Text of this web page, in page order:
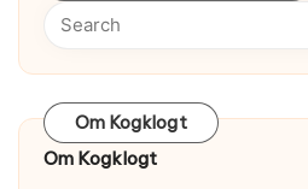
Om Kogklogt
Om Kogklogt